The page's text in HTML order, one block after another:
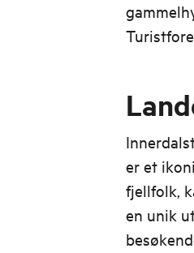
er et
fjellfolk,
en unik